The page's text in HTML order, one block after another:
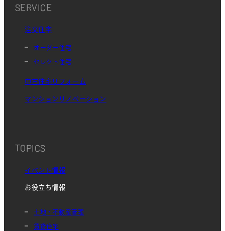
SERVICE
注文住宅
オーダー住宅
セレクト住宅
中古住宅リフォーム
マンションリノベーション
TOPICS
イベント情報
お役立ち情報
土地・不動産管理
賃貸住宅